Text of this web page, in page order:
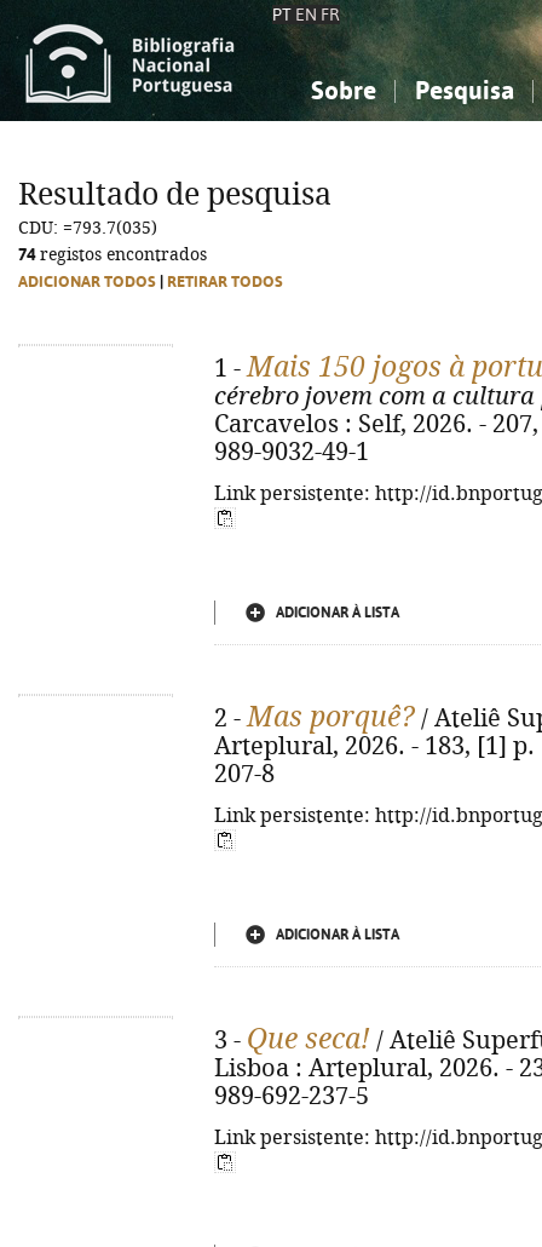
PT EN FR
Sobre Pesquisa
Ciências sociais...
Ciências sociais...
Resultado de pesquisa
CDU: =793.7(035)
74registos encontrados
ADICIONAR TODOS RETIRAR TODOS
1 -Mais 150 jogos à
cérebro jovem com a cultura
Carcavelos : Self, 2026. -
989-9032-49-1
Link persistente: http://
ADICIONAR À LISTA
2 -Mas porquê? / Ateliê
Arteplural, 2026. - 183, [1] p.
207-8
Link persistente: http://
ADICIONAR À LISTA
3 - Que seca! / Ateliê
Lisboa : Arteplural, 2026. -
989-692-237-5
Link persistente: http://